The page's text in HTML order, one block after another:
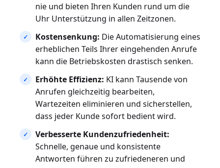
nie und bieten Ihren Kunden rund um die
Uhr Unterstützung in allen Zeitzonen.
Kostensenkung: Die Automatisierung eines
erheblichen Teils Ihrer eingehenden Anrufe
kann die Betriebskosten drastisch senken.
Erhöhte Effizienz: KI kann Tausende von
Anrufen gleichzeitig bearbeiten,
Wartezeiten eliminieren und sicherstellen,
dass jeder Kunde sofort bedient wird.
Verbesserte Kundenzufriedenheit:
Schnelle, genaue und konsistente
Antworten führen zu zufriedeneren und